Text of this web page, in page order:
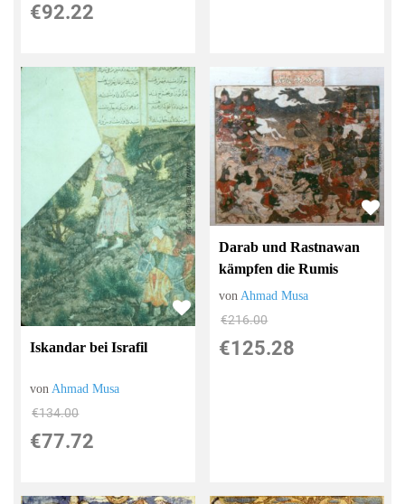
€92.22
Iskandar bei Israfil
vonAhmad Musa
€134.00
€77.72
Darab und Rastnawan
kämpfen die Rumis
von Ahmad Musa
€216.00
€125.28